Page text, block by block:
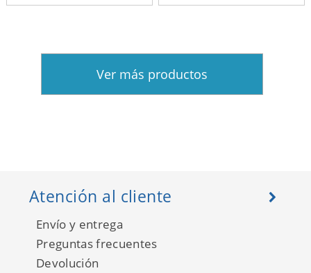
Ver más productos
Atención al cliente
Envío y entrega
Preguntas frecuentes
Devolución